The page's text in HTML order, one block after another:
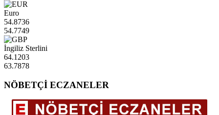
Euro
54.8736
54.7749
İngiliz Sterlini
64.1203
63.7878
NÖBETÇİ ECZANELER